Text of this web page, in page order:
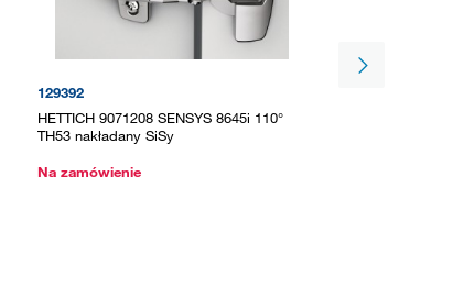
129392
HETTICH 9071208 SENSYS 8645i 110°
TH53 nakładany SiSy
Na zamówienie